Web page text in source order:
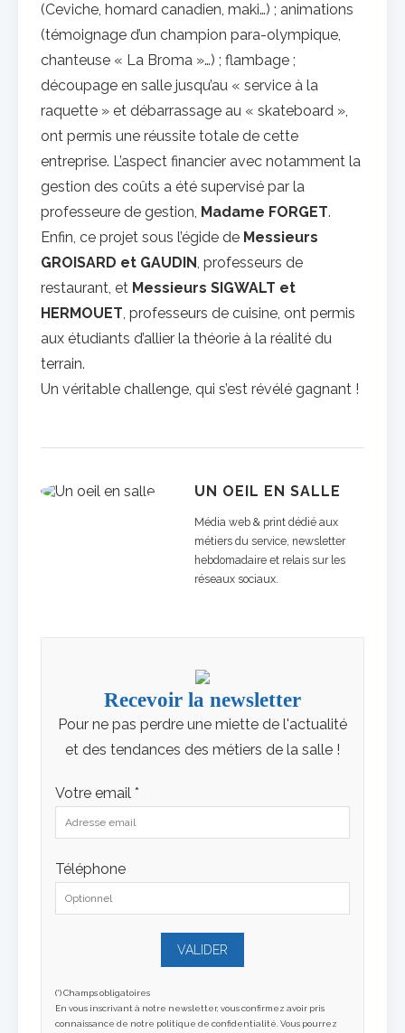
(Ceviche, homard canadien, maki…) ; animations
(témoignage d’un champion para-olympique,
chanteuse « La Broma »…) ; flambage ;
découpage en salle jusqu’au « service à la
raquette » et débarrassage au « skateboard »,
ont permis une réussite totale de cette
entreprise. L’aspect financier avec notamment la
gestion des coûts a été supervisé par la
professeure de gestion, Madame FORGET.
Enfin, ce projet sous l’égide de Messieurs
GROISARD et GAUDIN, professeurs de
restaurant, et Messieurs SIGWALT et
HERMOUET, professeurs de cuisine, ont permis
aux étudiants d’allier la théorie à la réalité du
terrain.
Un véritable challenge, qui s’est révélé gagnant !
UN OEIL EN SALLE
Média web & print dédié aux
métiers du service, newsletter
hebdomadaire et relais sur les
réseaux sociaux.
Recevoir la newsletter
Pour ne pas perdre une miette de l'actualité
et des tendances des métiers de la salle !
Votre email *
Téléphone
(*) Champs obligatoires
En vous inscrivant à notre newsletter, vous confirmez avoir pris
connaissance de notre politique de confidentialité. Vous pourrez